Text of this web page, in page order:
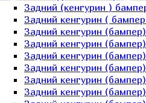
Задний (кенгурин )
Задний кенгурин (
Задний кенгурин
Задний кенгурин
Задний кенгурин
Задний кенгурин
Задний кенгурин
Задний кенгурин